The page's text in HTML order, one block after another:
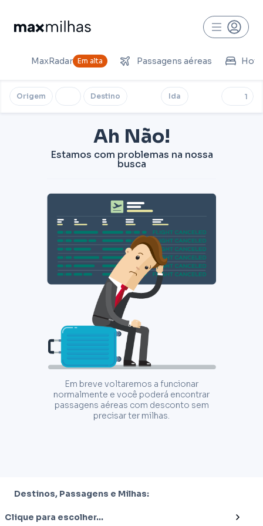
MaxRadar Em alta Passagens aéreas
Origem Destino Ida 1
Ah Não!
Estamos com problemas na nossa
busca
Em breve voltaremos a funcionar
normalmente e você poderá encontrar
passagens aéreas com desconto sem
precisar ter milhas.
Destinos, Passagens e Milhas:
Clique para escolher...